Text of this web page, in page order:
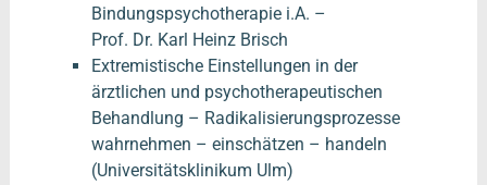
Bindungspsychotherapie i.A. –
Prof. Dr. Karl Heinz Brisch
Extremistische Einstellungen in der
ärztlichen und psychotherapeutischen
Behandlung – Radikalisierungsprozesse
wahrnehmen – einschätzen – handeln
(Universitätsklinikum Ulm)